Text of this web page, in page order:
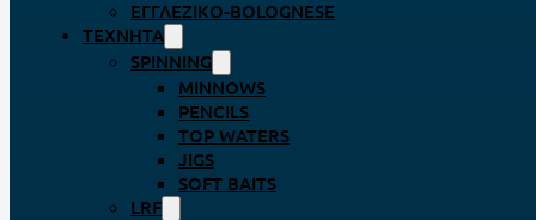
ΕΓΓΛΈΖΙΚΟ-BOLOGNESE
ΤΕΧΝΗΤΆ
SPINNING
MINNOWS
PENCILS
TOP WATERS
JIGS
SOFT BAITS
LRF